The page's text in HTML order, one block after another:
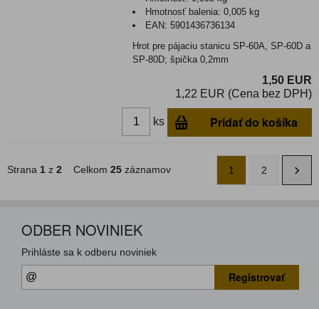
Hmotnosť balenia:0,005 kg
EAN:5901436736134
Hrot pre pájaciu stanicu SP-60A, SP-60D a
SP-80D; špička 0,2mm
1,50 EUR
1,22 EUR (Cena bez DPH)
ks Pridať do košíka
Strana 1 z 2 Celkom 25 záznamov 1 2
ODBER NOVINIEK
Prihláste sa k odberu noviniek
Registrovať